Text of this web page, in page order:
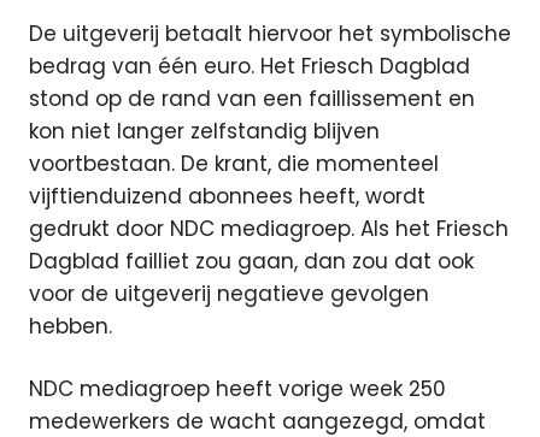
De uitgeverij betaalt hiervoor het symbolische
bedrag van één euro. Het Friesch Dagblad
stond op de rand van een faillissement en
kon niet langer zelfstandig blijven
voortbestaan. De krant, die momenteel
vijftienduizend abonnees heeft, wordt
gedrukt door NDC mediagroep. Als het Friesch
Dagblad failliet zou gaan, dan zou dat ook
voor de uitgeverij negatieve gevolgen
hebben.
NDC mediagroep heeft vorige week 250
medewerkers de wacht aangezegd, omdat